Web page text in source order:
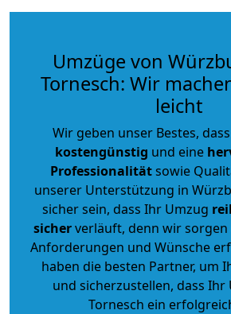
Umzüge von
Tornesch: Wir
leicht
Wir geben unser Bestes,
kostengünstig und eine
Professionalitätsowie
unserer Unterstützung in
sicher sein, dass Ihr Umzug
sicherverläuft, denn wir sorgen
Anforderungen und Wünsche
haben die besten Partner, um
und sicherzustellen, dass Ihr
Tornesch ein